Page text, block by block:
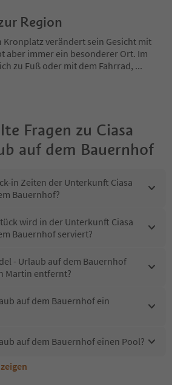
Region
verändert sein Gesicht mit
aber immer ein besonderer Ort. Im
zu Fuß oder mit dem Fahrrad, ...
Fragen zu Ciasa
auf dem Bauernhof
in Zeiten der Unterkunft Ciasa
Bauernhof?
wird in der Unterkunft Ciasa
Bauernhof serviert?
- Urlaub auf dem Bauernhof
Martin entfernt?
auf dem Bauernhof ein
auf dem Bauernhof einen Pool?
Ciasa Pradel - Urlaub
Ciasa Pradel - Urlaub auf dem
Ciasa Pradel - Urlaub auf dem